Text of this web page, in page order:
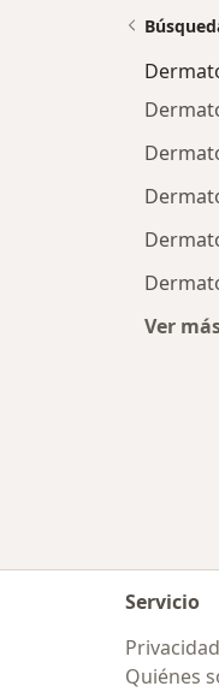
Ver
Servicio
Quiénes